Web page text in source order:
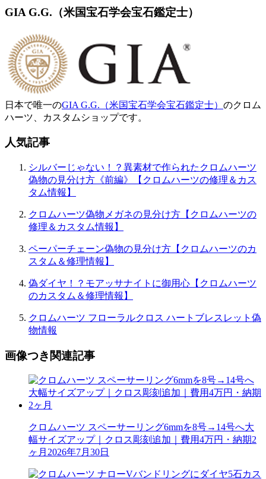
ー
シ
ョ
ン
GIA G.G.（米国宝石学会宝石鑑定士）
日本で唯一のGIA G.G.（米国宝石学会宝石鑑定士） のクロム
ハーツ、カスタムショップです。
人気記事
シルバーじゃない！？異素材で作られたクロムハーツ
偽物の見分け方《前編》【クロムハーツの修理＆カス
タム情報】
クロムハーツ偽物メガネの見分け方【クロムハーツの
修理＆カスタム情報】
ペーパーチェーン偽物の見分け方【クロムハーツのカ
スタム＆修理情報】
偽ダイヤ！？モアッサナイトに御用心【クロムハーツ
のカスタム＆修理情報】
クロムハーツ フローラルクロス ハートブレスレット偽
物情報
画像つき関連記事
クロムハーツ スペーサーリング6mmを8号→14号へ大
幅サイズアップ｜クロス彫刻追加｜費用4万円・納期2
ヶ月 2026年7月30日